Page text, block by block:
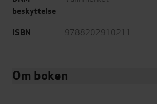
beskyttelse
ISBN 9788202910211
Om boken